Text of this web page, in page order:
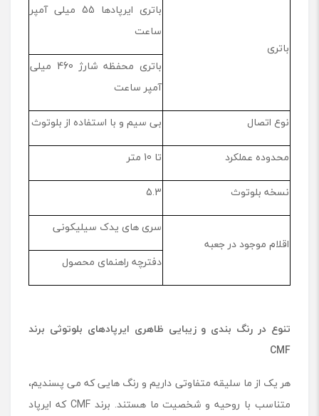
باتری
باتری ایرپادها 55 میلی آمپر
ساعت
باتری محفظه شارژ 460 میلی
آمپر ساعت
نوع اتصال
بی سیم و با استفاده از بلوتوث
محدوده عملکرد
تا 10 متر
نسخه بلوتوث
5.3
اقلام موجود در جعبه
سری های یدک سیلیکونی
دفترچه راهنمای محصول
تنوع در رنگ بندی و زیبایی ظاهری ایرپادهای بلوتوثی برند
CMF
هر یک از ما سلیقه متفاوتی داریم و رنگ هایی که می پسندیم،
متناسب با روحیه و شخصیت ما هستند. برند CMF که ایرپاد